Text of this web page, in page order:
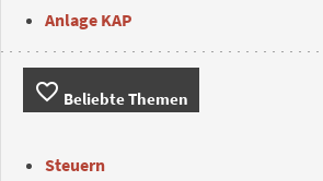
Anlage KAP
favorite_border Beliebte Themen
Steuern